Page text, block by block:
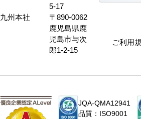
5-17
九州本社
〒890-0062
鹿児島県鹿
児島市与次
郎1-2-15
ご利用
JQA-QMA12941
品質：ISO9001